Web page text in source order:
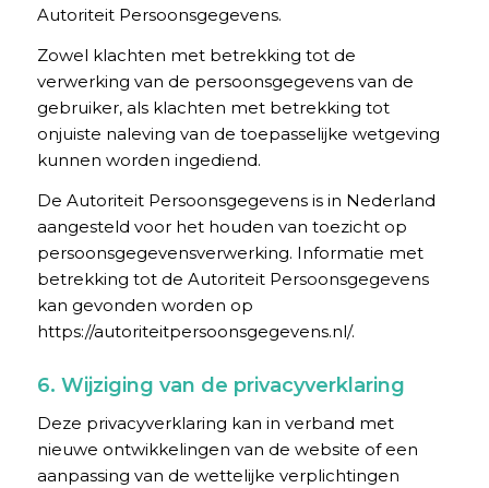
Autoriteit Persoonsgegevens.
Zowel klachten met betrekking tot de
verwerking van de persoonsgegevens van de
gebruiker, als klachten met betrekking tot
onjuiste naleving van de toepasselijke wetgeving
kunnen worden ingediend.
De Autoriteit Persoonsgegevens is in Nederland
aangesteld voor het houden van toezicht op
persoonsgegevensverwerking. Informatie met
betrekking tot de Autoriteit Persoonsgegevens
kan gevonden worden op
https://autoriteitpersoonsgegevens.nl/.
6. Wijziging van de privacyverklaring
Deze privacyverklaring kan in verband met
nieuwe ontwikkelingen van de website of een
aanpassing van de wettelijke verplichtingen